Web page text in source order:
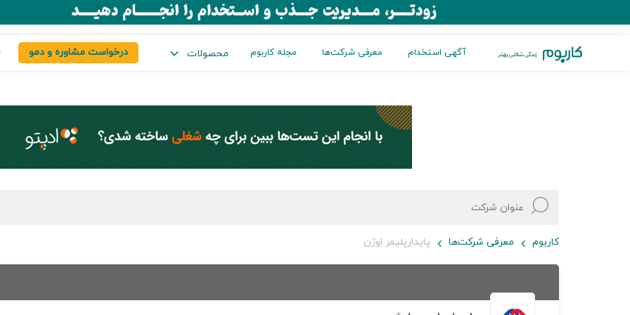
آگهی استخدام معرفی شرکت‌ها مجله کاربوم محصولات درخواست مشاوره و دمو
کاربوم معرفی شرکت‌ها پایدارپلیمر اوژن